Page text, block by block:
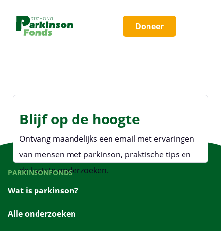
Doneer
Blijf op de hoogte
Ontvang maandelijks een email met ervaringen
van mensen met parkinson, praktische tips en
de laatste onderzoeken.
PARKINSONFONDS
Wat is parkinson?
Alle onderzoeken